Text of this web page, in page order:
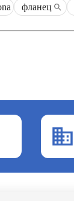
фланец